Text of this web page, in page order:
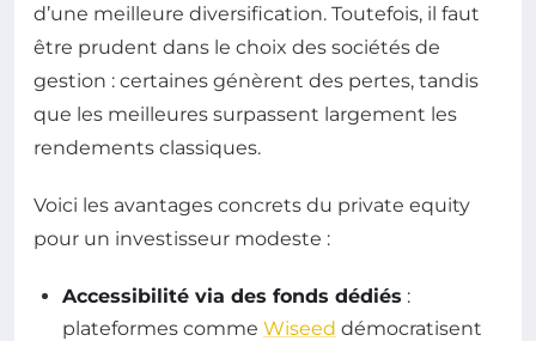
d’une meilleure diversification. Toutefois, il faut
être prudent dans le choix des sociétés de
gestion : certaines génèrent des pertes, tandis
que les meilleures surpassent largement les
rendements classiques.
Voici les avantages concrets du private equity
pour un investisseur modeste :
Accessibilité via des fonds dédiés :
plateformes comme Wiseed démocratisent